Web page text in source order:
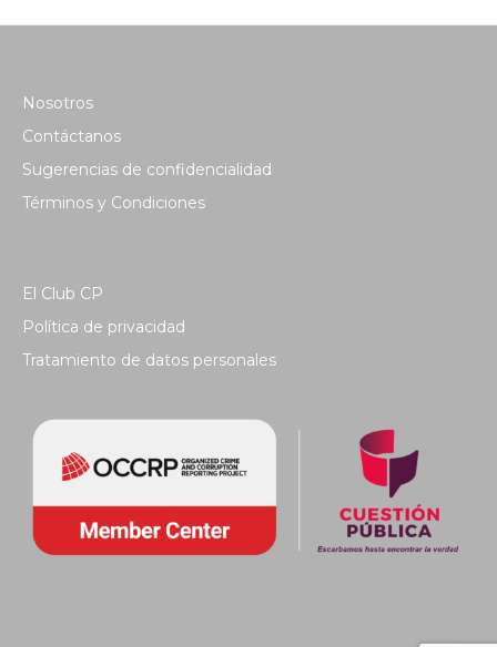
Nosotros
Contáctanos
Sugerencias de confidencialidad
Términos y Condiciones
El Club CP
Política de privacidad
Tratamiento de datos personales